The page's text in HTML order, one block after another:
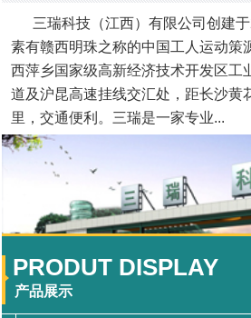
三瑞科技（江西）有限公司创建于
素有赣西明珠之称的中国工人运动策
西萍乡国家级高新经济技术开发区工
道及沪昆高速挂线交汇处，距长沙黄
里，交通便利。三瑞是一家专业...
PRODUT DISPLAY
产品展示